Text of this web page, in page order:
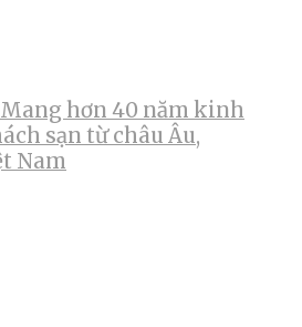
hơn 40 năm kinh
sạn từ châu Âu,
Nam